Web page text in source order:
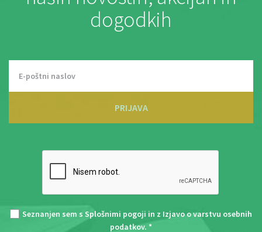
dogodkih
PRIJAVA
Seznanjen sem s Splošnimi pogoji in z Izjavo o varstvu osebnih
podatkov. *